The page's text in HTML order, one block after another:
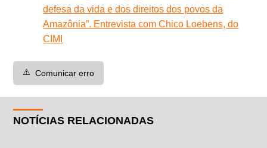
defesa da vida e dos direitos dos povos da
Amazônia”. Entrevista com Chico Loebens, do
CIMI
⚠️ Comunicar erro
NOTÍCIAS RELACIONADAS